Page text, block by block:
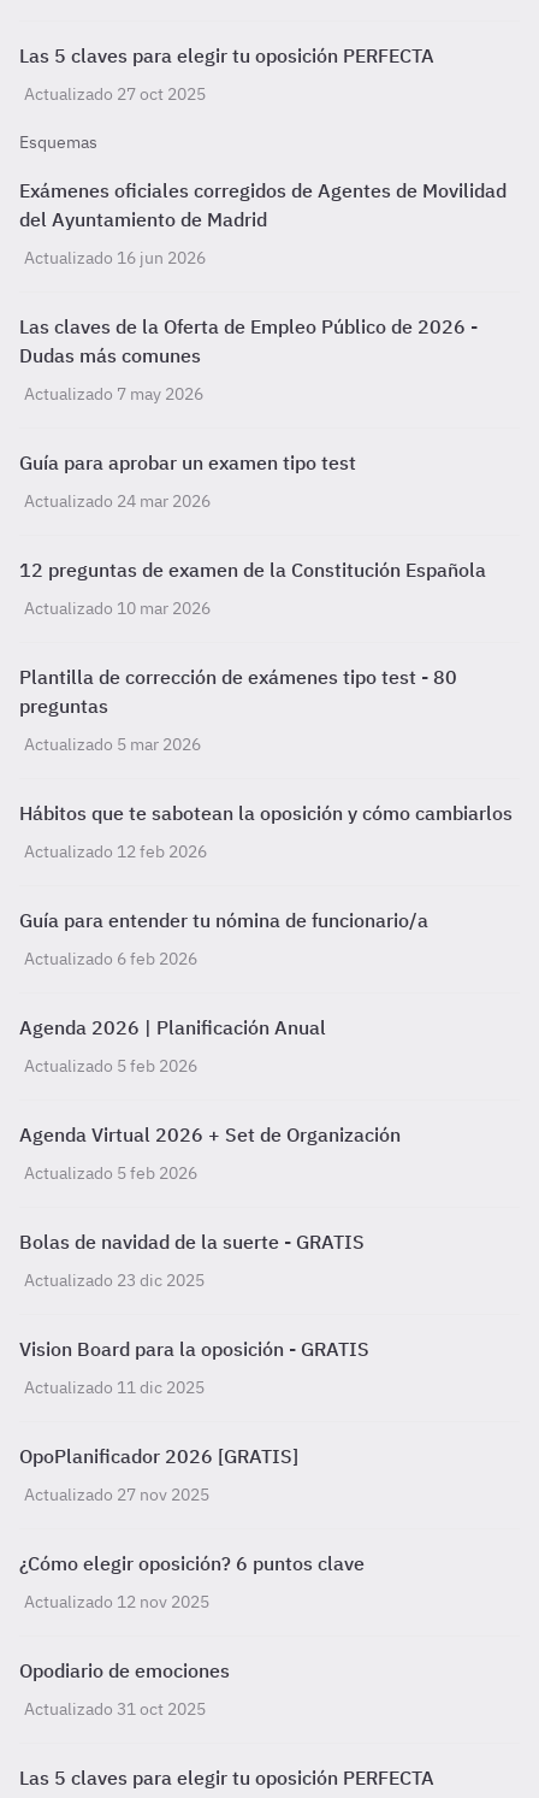
Las 5 claves para elegir tu oposición PERFECTA
Actualizado 27 oct 2025
Esquemas
Exámenes oficiales corregidos de Agentes de Movilidad
del Ayuntamiento de Madrid
Actualizado 16 jun 2026
Las claves de la Oferta de Empleo Público de 2026 -
Dudas más comunes
Actualizado 7 may 2026
Guía para aprobar un examen tipo test
Actualizado 24 mar 2026
12 preguntas de examen de la Constitución Española
Actualizado 10 mar 2026
Plantilla de corrección de exámenes tipo test - 80
preguntas
Actualizado 5 mar 2026
Hábitos que te sabotean la oposición y cómo cambiarlos
Actualizado 12 feb 2026
Guía para entender tu nómina de funcionario/a
Actualizado 6 feb 2026
Agenda 2026 | Planificación Anual
Actualizado 5 feb 2026
Agenda Virtual 2026 + Set de Organización
Actualizado 5 feb 2026
Bolas de navidad de la suerte - GRATIS
Actualizado 23 dic 2025
Vision Board para la oposición - GRATIS
Actualizado 11 dic 2025
OpoPlanificador 2026 [GRATIS]
Actualizado 27 nov 2025
¿Cómo elegir oposición? 6 puntos clave
Actualizado 12 nov 2025
Opodiario de emociones
Actualizado 31 oct 2025
Las 5 claves para elegir tu oposición PERFECTA